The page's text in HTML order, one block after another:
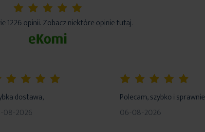
5%
1226 opinii. Zobacz niektóre opinie tutaj.
dostawa,
08-2026
Polecam, szybko i sprawnie
06-08-2026